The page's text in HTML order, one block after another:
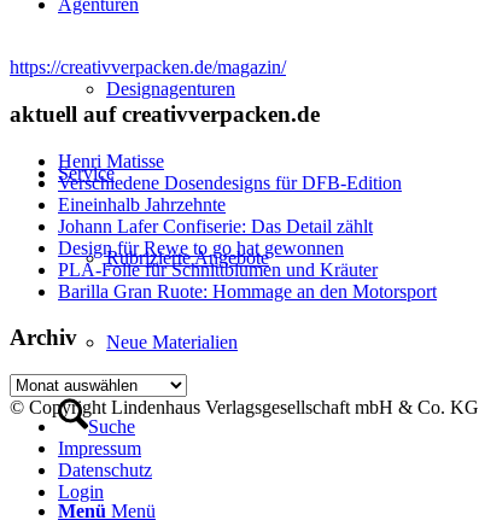
Agenturen
Designagenturen
Service
Rubrizierte Angebote
Neue Materialien
Suche
Menü Menü
https://creativverpacken.de/magazin/
aktuell auf creativverpacken.de
Henri Matisse
Verschiedene Dosendesigns für DFB-Edition
Eineinhalb Jahrzehnte
Johann Lafer Confiserie: Das Detail zählt
Design für Rewe to go hat gewonnen
PLA-Folie für Schnittblumen und Kräuter
Barilla Gran Ruote: Hommage an den Motorsport
Archiv
Archiv
© Copyright Lindenhaus Verlagsgesellschaft mbH & Co. KG
Impressum
Datenschutz
Login